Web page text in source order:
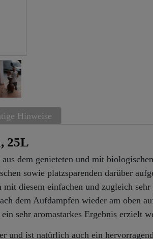
Hinweise
25L
dem genieteten und mit
sowie platzsparenden darüber
diesem einfachen und zugleich
dem Aufdampfen wieder am oben
sehr aromastarkes Ergebnis erzielt
und ist natürlich auch ein